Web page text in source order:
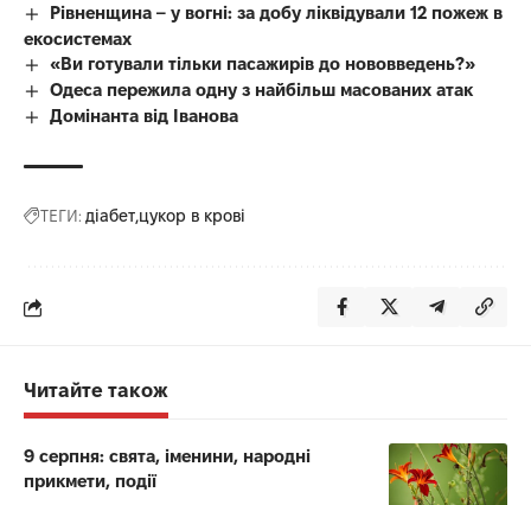
Рівненщина – у вогні: за добу ліквідували 12 пожеж в
екосистемах
«Ви готували тільки пасажирів до нововведень?»
Одеса пережила одну з найбільш масованих атак
Домінанта від Іванова
ТЕГИ: діабет цукор в крові
Читайте також
9 серпня: свята, іменини, народні
прикмети, події